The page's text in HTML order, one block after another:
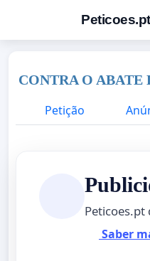
Peticoes.pt
CONTRA O ABATE
Petição
Peticoes.pt
Saber